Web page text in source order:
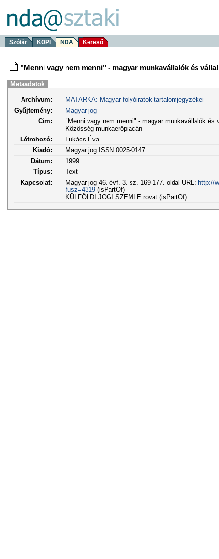
Szótár KOPI NDA Kereső
"Menni vagy nem menni" - magyar munkavállalók és
Metaadatok
Archívum:
MATARKA: Magyar folyóiratok tartalomjegyzékei
Gyűjtemény:
Magyar jog
Cím:
"Menni vagy nem menni" - magyar munkavállalók és
Közösség munkaerőpiacán
Létrehozó:
Lukács Éva
Kiadó:
Magyar jog ISSN 0025-0147
Dátum:
1999
Típus:
Text
Kapcsolat:
Magyar jog 46. évf. 3. sz. 169-177. oldal URL: http://
fusz=4319(isPartOf)
KÜLFÖLDI JOGI SZEMLE rovat (isPartOf)